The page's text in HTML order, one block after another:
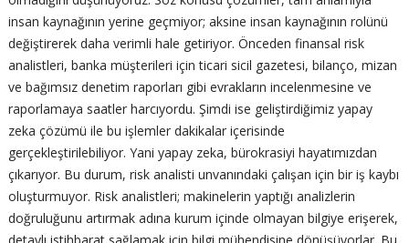
insan kaynağının yerine geçmiyor; aksine insan kaynağının rolünü
değiştirerek daha verimli hale getiriyor. Önceden finansal risk
analistleri, banka müşterileri için ticari sicil gazetesi, bilanço, mizan
ve bağımsız denetim raporları gibi evrakların incelenmesine ve
raporlamaya saatler harcıyordu. Şimdi ise geliştirdiğimiz yapay
zeka çözümü ile bu işlemler dakikalar içerisinde
gerçekleştirilebiliyor. Yani yapay zeka, bürokrasiyi hayatımızdan
çıkarıyor. Bu durum, risk analisti unvanındaki çalışan için bir iş kaybı
oluşturmuyor. Risk analistleri; makinelerin yaptığı analizlerin
doğruluğunu artırmak adına kurum içinde olmayan bilgiye erişerek,